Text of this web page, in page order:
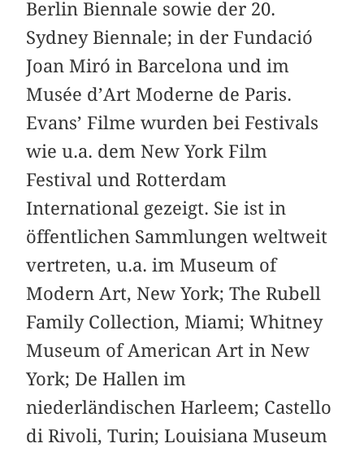
Berlin Biennale sowie der 20.
Sydney Biennale; in der Fundació
Joan Miró in Barcelona und im
Musée d’Art Moderne de Paris.
Evans’ Filme wurden bei Festivals
wie u.a. dem New York Film
Festival und Rotterdam
International gezeigt. Sie ist in
öffentlichen Sammlungen weltweit
vertreten, u.a. im Museum of
Modern Art, New York; The Rubell
Family Collection, Miami; Whitney
Museum of American Art in New
York; De Hallen im
niederländischen Harleem; Castello
di Rivoli, Turin; Louisiana Museum